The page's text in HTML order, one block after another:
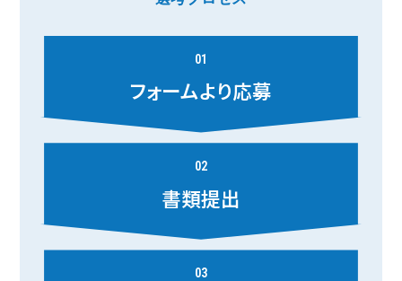
01
フォームより応募
02
書類提出
03